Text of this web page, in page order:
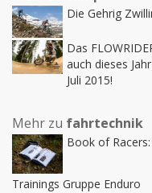
Die Gehrig
Das
auch dieses
Juli 2015!
Mehr zu fahrtechnik
Book of
Trainings Gruppe Enduro